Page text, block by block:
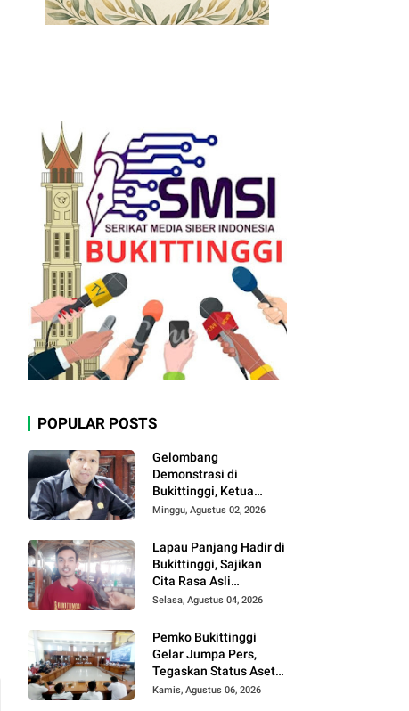
POPULAR POSTS
Gelombang
Demonstrasi di
Bukittinggi, Ketua
DPRD Ajak Semua
Kondusivitas.
Minggu, Agustus 02, 2026
Lapau Panjang Hadir di
Bukittinggi, Sajikan
Cita Rasa Asli
Minangkabau dengan
Selasa, Agustus 04, 2026
Pemko Bukittinggi
Gelar Jumpa Pers,
Tegaskan Status Aset
Daerah dan Klarifikasi
Kamis, Agustus 06, 2026